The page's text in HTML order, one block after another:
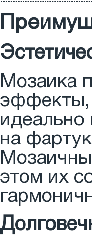
Мозаика
эффекты,
идеально
на
этом их